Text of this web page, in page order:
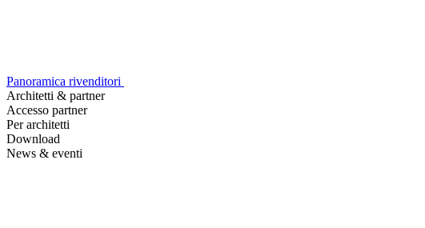
Panoramica rivenditori
Architetti & partner
Accesso partner
Per architetti
Download
News & eventi